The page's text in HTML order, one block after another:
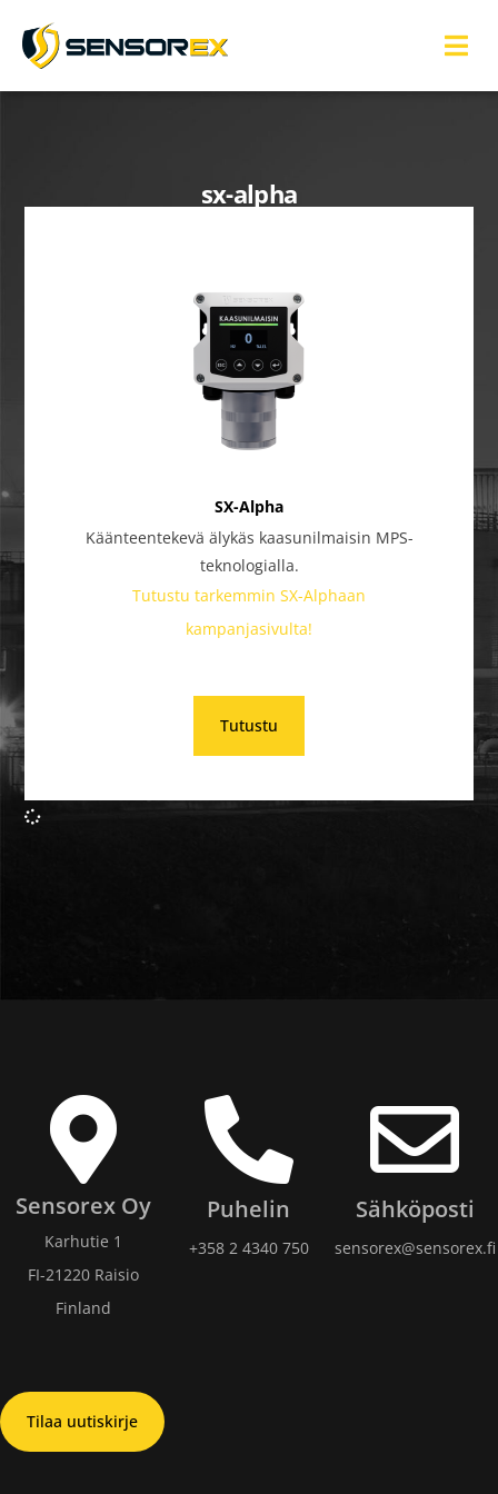
sx-alpha
SX-Alpha
Käänteentekevä älykäs kaasunilmaisin MPS-
teknologialla.
Tutustu tarkemmin SX-Alphaan
kampanjasivulta!
Tutustu
Sensorex Oy
Karhutie 1
FI-21220 Raisio
Finland
Puhelin
+358 2 4340 750​
Sähköposti
sensorex@sensorex.fi
Tilaa uutiskirje